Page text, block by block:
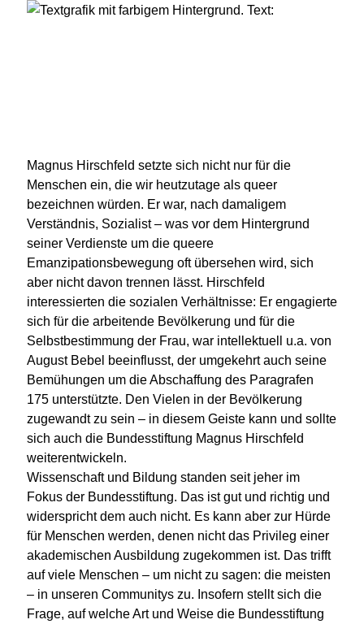
Magnus Hirschfeld setzte sich nicht nur für die
Menschen ein, die wir heutzutage als queer
bezeichnen würden. Er war, nach damaligem
Verständnis, Sozialist – was vor dem Hintergrund
seiner Verdienste um die queere
Emanzipationsbewegung oft übersehen wird, sich
aber nicht davon trennen lässt. Hirschfeld
interessierten die sozialen Verhältnisse: Er engagierte
sich für die arbeitende Bevölkerung und für die
Selbstbestimmung der Frau, war intellektuell u.a. von
August Bebel beeinflusst, der umgekehrt auch seine
Bemühungen um die Abschaffung des Paragrafen
175 unterstützte. Den Vielen in der Bevölkerung
zugewandt zu sein – in diesem Geiste kann und sollte
sich auch die Bundesstiftung Magnus Hirschfeld
weiterentwickeln.
Wissenschaft und Bildung standen seit jeher im
Fokus der Bundesstiftung. Das ist gut und richtig und
widerspricht dem auch nicht. Es kann aber zur Hürde
für Menschen werden, denen nicht das Privileg einer
akademischen Ausbildung zugekommen ist. Das trifft
auf viele Menschen – um nicht zu sagen: die meisten
– in unseren Communitys zu. Insofern stellt sich die
Frage, auf welche Art und Weise die Bundesstiftung